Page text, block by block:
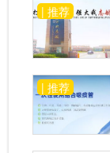
| 推荐
| 推荐